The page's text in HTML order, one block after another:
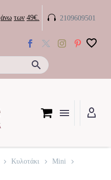
άνω των 49€. 
 2109609501
Κυλοτάκι
Mini